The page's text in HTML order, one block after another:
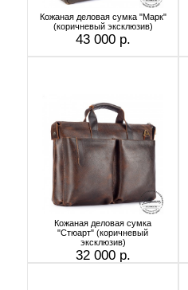
Кожаная деловая сумка "Марк"
(коричневый эксклюзив)
43 000 р.
Кожаная деловая сумка
"Стюарт" (коричневый
эксклюзив)
32 000 р.